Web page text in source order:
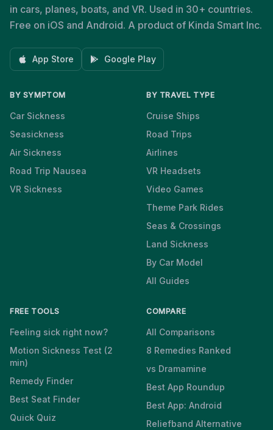
in cars, planes, boats, and VR. Used in 30+ countries.
Free on iOS and Android. A product of Kinda Smart Inc.
App Store Google Play
BY SYMPTOM
Car Sickness
Seasickness
Air Sickness
Road Trip Nausea
VR Sickness
BY TRAVEL TYPE
Cruise Ships
Road Trips
Airlines
VR Headsets
Video Games
Theme Park Rides
Seas & Crossings
Land Sickness
By Car Model
All Guides
FREE TOOLS
Feeling sick right now?
Motion Sickness Test (2
min)
Remedy Finder
Best Seat Finder
Quick Quiz
COMPARE
All Comparisons
8 Remedies Ranked
vs Dramamine
Best App Roundup
Best App: Android
Reliefband Alternative